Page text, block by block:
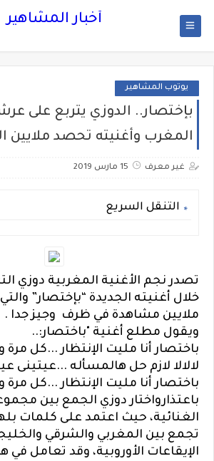
أخبار المشاهير
يوتوب المشاهير
بإختصار.. الدوزي يتربع على
المغرب وأغنيته تحصد ملايين
غير معرف 15 مارس 2019
التنقل السريع
تصدر نجم الأغنية المغربية دوزي
خلال أغنيته الجديدة “بإختصار”
ملايين مشاهدة في ظرف وجيز جدا .
ويقول مطلع أغنية "باختصار:..
باختصار أنا مليت الإنتظار ...كل مرة
لالالا لازم حل هالمسأله ...عيتينى
باختصار أنا مليت الإنتظار ...كل مرة
باعتذارواختار دوزي الجمع بين
الغنائية، حيث اعتمد على كلمات
تجمع بين المغربي والشرقي
الإيقاعات الأوروبية، وقد تعامل في